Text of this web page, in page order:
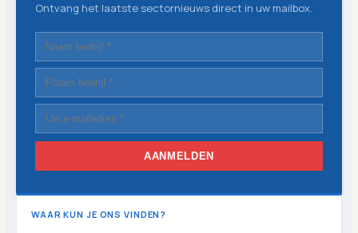
Ontvang het laatste sectornieuws direct in uw mailbox.
AANMELDEN
WAAR KUN JE ONS VINDEN?